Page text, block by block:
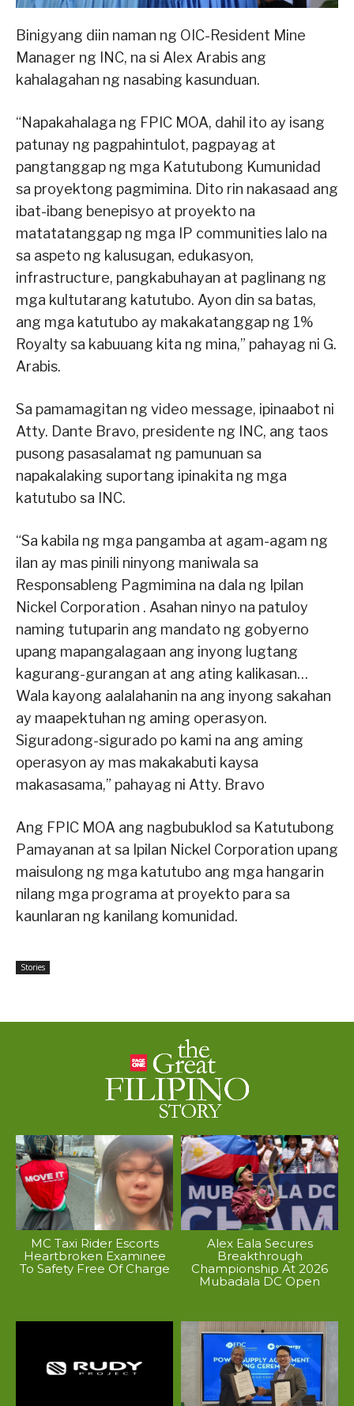
Binigyang diin naman ng OIC-Resident Mine
Manager ng INC, na si Alex Arabis ang
kahalagahan ng nasabing kasunduan.
“Napakahalaga ng FPIC MOA, dahil ito ay isang
patunay ng pagpahintulot, pagpayag at
pangtanggap ng mga Katutubong Kumunidad
sa proyektong pagmimina. Dito rin nakasaad ang
ibat-ibang benepisyo at proyekto na
matatatanggap ng mga IP communities lalo na
sa aspeto ng kalusugan, edukasyon,
infrastructure, pangkabuhayan at paglinang ng
mga kultutarang katutubo. Ayon din sa batas,
ang mga katutubo ay makakatanggap ng 1%
Royalty sa kabuuang kita ng mina,” pahayag ni G.
Arabis.
Sa pamamagitan ng video message, ipinaabot ni
Atty. Dante Bravo, presidente ng INC, ang taos
pusong pasasalamat ng pamunuan sa
napakalaking suportang ipinakita ng mga
katutubo sa INC.
“Sa kabila ng mga pangamba at agam-agam ng
ilan ay mas pinili ninyong maniwala sa
Responsableng Pagmimina na dala ng Ipilan
Nickel Corporation . Asahan ninyo na patuloy
naming tutuparin ang mandato ng gobyerno
upang mapangalagaan ang inyong lugtang
kagurang-gurangan at ang ating kalikasan…
Wala kayong aalalahanin na ang inyong sakahan
ay maapektuhan ng aming operasyon.
Siguradong-sigurado po kami na ang aming
operasyon ay mas makakabuti kaysa
makasasama,” pahayag ni Atty. Bravo
Ang FPIC MOA ang nagbubuklod sa Katutubong
Pamayanan at sa Ipilan Nickel Corporation upang
maisulong ng mga katutubo ang mga hangarin
nilang mga programa at proyekto para sa
kaunlaran ng kanilang komunidad.
Stories
MC Taxi Rider Escorts
Heartbroken Examinee
To Safety Free Of Charge
Alex Eala Secures
Breakthrough
Championship At 2026
Mubadala DC Open